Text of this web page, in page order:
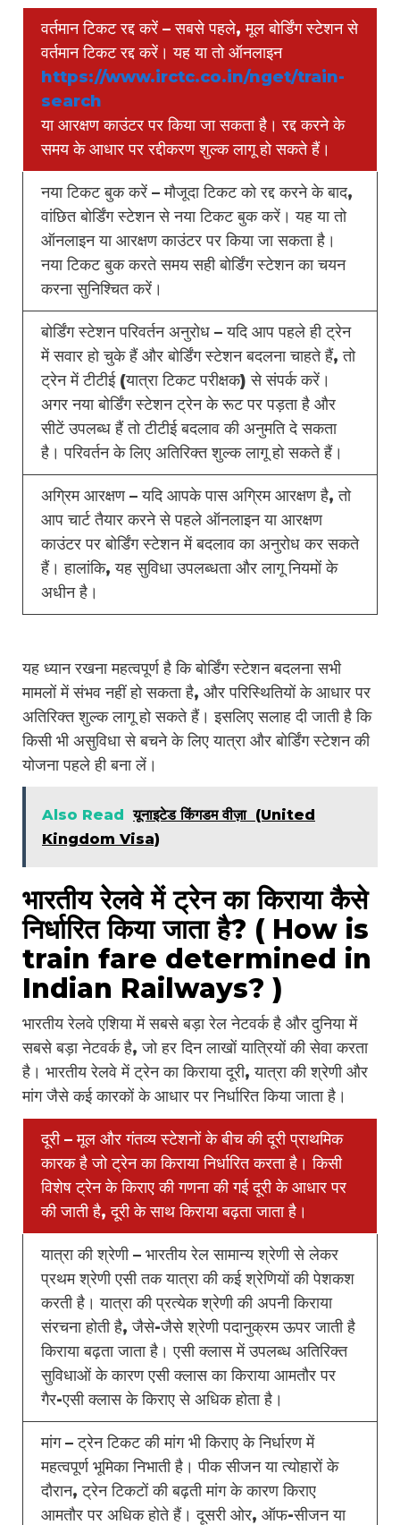
वर्तमान टिकट रद्द करें – सबसे पहले, मूल बोर्डिंग स्टेशन से
वर्तमान टिकट रद्द करें। यह या तो ऑनलाइन
https://www.irctc.co.in/nget/train-
search
या आरक्षण काउंटर पर किया जा सकता है। रद्द करने के
समय के आधार पर रद्दीकरण शुल्क लागू हो सकते हैं।
नया टिकट बुक करें – मौजूदा टिकट को रद्द करने के बाद,
वांछित बोर्डिंग स्टेशन से नया टिकट बुक करें। यह या तो
ऑनलाइन या आरक्षण काउंटर पर किया जा सकता है।
नया टिकट बुक करते समय सही बोर्डिंग स्टेशन का चयन
करना सुनिश्चित करें।
बोर्डिंग स्टेशन परिवर्तन अनुरोध – यदि आप पहले ही ट्रेन
में सवार हो चुके हैं और बोर्डिंग स्टेशन बदलना चाहते हैं, तो
ट्रेन में टीटीई (यात्रा टिकट परीक्षक) से संपर्क करें।
अगर नया बोर्डिंग स्टेशन ट्रेन के रूट पर पड़ता है और
सीटें उपलब्ध हैं तो टीटीई बदलाव की अनुमति दे सकता
है। परिवर्तन के लिए अतिरिक्त शुल्क लागू हो सकते हैं।
अग्रिम आरक्षण – यदि आपके पास अग्रिम आरक्षण है, तो
आप चार्ट तैयार करने से पहले ऑनलाइन या आरक्षण
काउंटर पर बोर्डिंग स्टेशन में बदलाव का अनुरोध कर सकते
हैं। हालांकि, यह सुविधा उपलब्धता और लागू नियमों के
अधीन है।
यह ध्यान रखना महत्वपूर्ण है कि बोर्डिंग स्टेशन बदलना सभी
मामलों में संभव नहीं हो सकता है, और परिस्थितियों के आधार पर
अतिरिक्त शुल्क लागू हो सकते हैं। इसलिए सलाह दी जाती है कि
किसी भी असुविधा से बचने के लिए यात्रा और बोर्डिंग स्टेशन की
योजना पहले ही बना लें।
Also Read यूनाइटेड किंगडम वीज़ा (United
Kingdom Visa)
भारतीय रेलवे में ट्रेन का किराया कैसे
निर्धारित किया जाता है? ( How is
train fare determined in
Indian Railways? )
भारतीय रेलवे एशिया में सबसे बड़ा रेल नेटवर्क है और दुनिया में
सबसे बड़ा नेटवर्क है, जो हर दिन लाखों यात्रियों की सेवा करता
है। भारतीय रेलवे में ट्रेन का किराया दूरी, यात्रा की श्रेणी और
मांग जैसे कई कारकों के आधार पर निर्धारित किया जाता है।
दूरी – मूल और गंतव्य स्टेशनों के बीच की दूरी प्राथमिक
कारक है जो ट्रेन का किराया निर्धारित करता है। किसी
विशेष ट्रेन के किराए की गणना की गई दूरी के आधार पर
की जाती है, दूरी के साथ किराया बढ़ता जाता है।
यात्रा की श्रेणी – भारतीय रेल सामान्य श्रेणी से लेकर
प्रथम श्रेणी एसी तक यात्रा की कई श्रेणियों की पेशकश
करती है। यात्रा की प्रत्येक श्रेणी की अपनी किराया
संरचना होती है, जैसे-जैसे श्रेणी पदानुक्रम ऊपर जाती है
किराया बढ़ता जाता है। एसी क्लास में उपलब्ध अतिरिक्त
सुविधाओं के कारण एसी क्लास का किराया आमतौर पर
गैर-एसी क्लास के किराए से अधिक होता है।
मांग – ट्रेन टिकट की मांग भी किराए के निर्धारण में
महत्वपूर्ण भूमिका निभाती है। पीक सीजन या त्योहारों के
दौरान, ट्रेन टिकटों की बढ़ती मांग के कारण किराए
आमतौर पर अधिक होते हैं। दूसरी ओर, ऑफ-सीजन या